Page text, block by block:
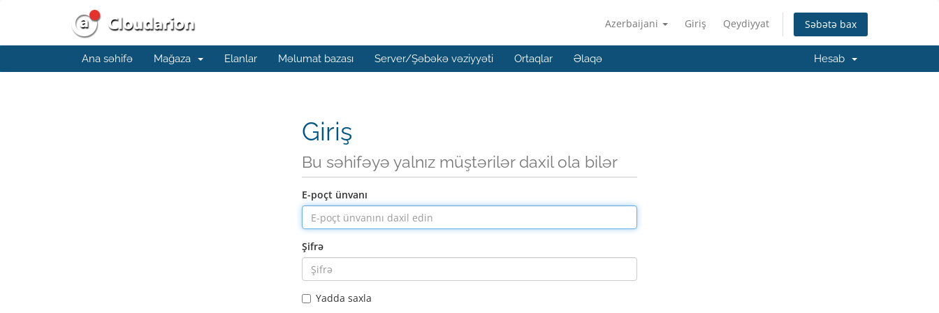
Azerbaijani Giriş Qeydiyyat Səbətə bax
Ana səhifə Mağaza Elanlar Məlumat bazası Server/Şəbəkə vəziyyəti Ortaqlar Əlaqə Hesab
Giriş
Bu səhifəyə yalnız müştərilər daxil ola bilər
E-poçt ünvanı
Şifrə
Yadda saxla